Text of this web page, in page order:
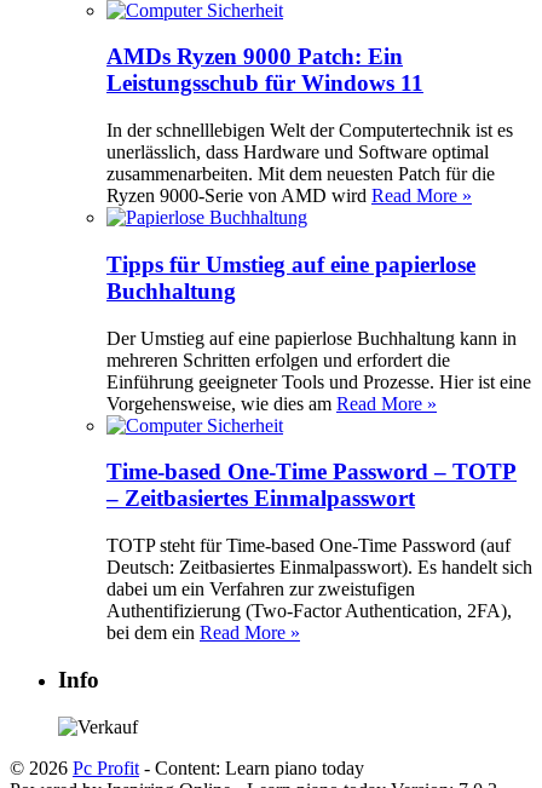
AMDs Ryzen 9000 Patch: Ein
Leistungsschub für Windows 11
In der schnelllebigen Welt der Computertechnik ist es
unerlässlich, dass Hardware und Software optimal
zusammenarbeiten. Mit dem neuesten Patch für die
Ryzen 9000-Serie von AMD wird Read More »
Tipps für Umstieg auf eine papierlose
Buchhaltung
Der Umstieg auf eine papierlose Buchhaltung kann in
mehreren Schritten erfolgen und erfordert die
Einführung geeigneter Tools und Prozesse. Hier ist eine
Vorgehensweise, wie dies am Read More »
Time-based One-Time Password – TOTP
– Zeitbasiertes Einmalpasswort
TOTP steht für Time-based One-Time Password (auf
Deutsch: Zeitbasiertes Einmalpasswort). Es handelt sich
dabei um ein Verfahren zur zweistufigen
Authentifizierung (Two-Factor Authentication, 2FA),
bei dem ein Read More »
Info
© 2026 Pc Profit - Content: Learn piano today